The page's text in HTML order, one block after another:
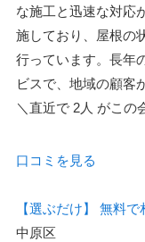
な施工と迅速な対応
施しており、屋根の
行っています。長年
ビスで、地域の顧客
＼直近で 2人 がこの
口コミを見る
【選ぶだけ】
無料で
中原区